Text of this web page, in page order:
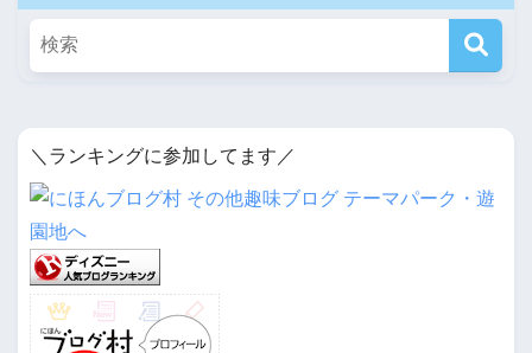
＼ランキングに参加してます／